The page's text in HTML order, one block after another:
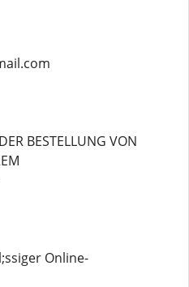
BESTELLUNG VON
Online-